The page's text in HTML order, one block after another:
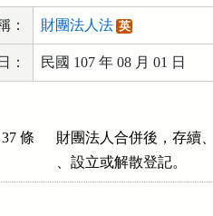
： 財團法人法 英
： 民國 107 年 08 月 01 日
條
財團法人合併後，存續
、設立或解散登記。